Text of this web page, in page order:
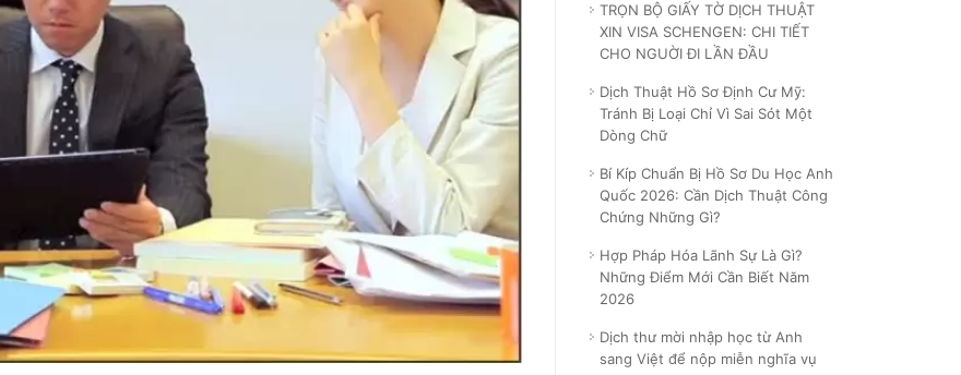
TRỌN BỘ GIẤY TỜ DỊCH THUẬT
XIN VISA SCHENGEN: CHI TIẾT
CHO NGUỜI ĐI LẦN ĐẦU
Dịch Thuật Hồ Sơ Định Cư Mỹ:
Tránh Bị Loại Chỉ Vì Sai Sót Một
Dòng Chữ
Bí Kíp Chuẩn Bị Hồ Sơ Du Học Anh
Quốc 2026: Cần Dịch Thuật Công
Chứng Những Gì?
Hợp Pháp Hóa Lãnh Sự Là Gì?
Những Điểm Mới Cần Biết Năm
2026
Dịch thư mời nhập học từ Anh
sang Việt để nộp miễn nghĩa vụ